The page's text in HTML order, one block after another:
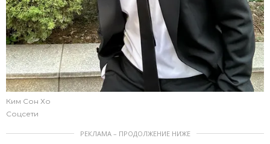
Ким Сон Хо
Соцсети
РЕКЛАМА – ПРОДОЛЖЕНИЕ НИЖЕ